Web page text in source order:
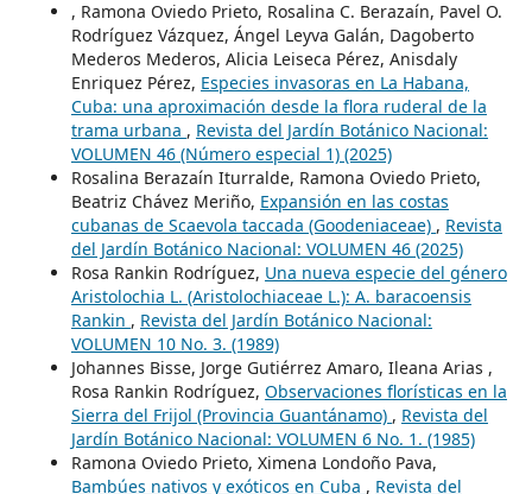
, Ramona Oviedo Prieto, Rosalina C. Berazaín, Pavel O.
Rodríguez Vázquez, Ángel Leyva Galán, Dagoberto
Mederos Mederos, Alicia Leiseca Pérez, Anisdaly
Enriquez Pérez, Especies invasoras en La Habana,
Cuba: una aproximación desde la flora ruderal de la
trama urbana , Revista del Jardín Botánico Nacional:
VOLUMEN 46 (Número especial 1) (2025)
Rosalina Berazaín Iturralde, Ramona Oviedo Prieto,
Beatriz Chávez Meriño, Expansión en las costas
cubanas de Scaevola taccada (Goodeniaceae) , Revista
del Jardín Botánico Nacional: VOLUMEN 46 (2025)
Rosa Rankin Rodríguez, Una nueva especie del género
Aristolochia L. (Aristolochiaceae L.): A. baracoensis
Rankin , Revista del Jardín Botánico Nacional:
VOLUMEN 10 No. 3. (1989)
Johannes Bisse, Jorge Gutiérrez Amaro, Ileana Arias ,
Rosa Rankin Rodríguez, Observaciones florísticas en la
Sierra del Frijol (Provincia Guantánamo) , Revista del
Jardín Botánico Nacional: VOLUMEN 6 No. 1. (1985)
Ramona Oviedo Prieto, Ximena Londoño Pava,
Bambúes nativos y exóticos en Cuba , Revista del